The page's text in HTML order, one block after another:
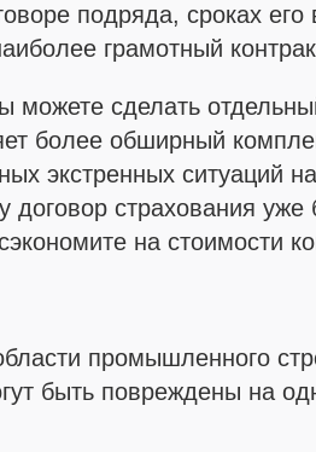
подряда, сроках
грамотный
можете сделать
более обширный
экстренных ситуаций
договор страхования
на стоимости
промышленного
быть повреждены на